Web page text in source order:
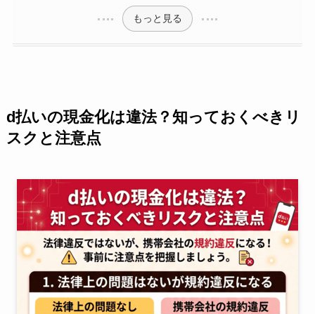
もっと見る
d払いの現金化は違法？知っておくべきリ
スクと注意点